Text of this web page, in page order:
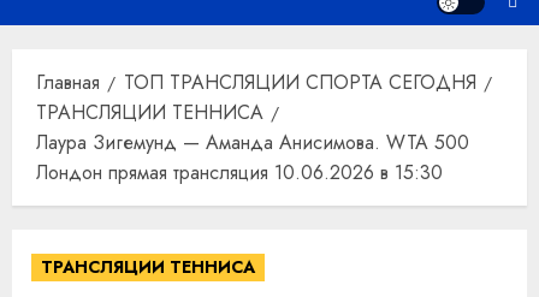
Главная
ТОП ТРАНСЛЯЦИИ СПОРТА СЕГОДНЯ
ТРАНСЛЯЦИИ ТЕННИСА
Лаура Зигемунд — Аманда Анисимова. WTA 500
Лондон прямая трансляция 10.06.2026 в 15:30
ТРАНСЛЯЦИИ ТЕННИСА